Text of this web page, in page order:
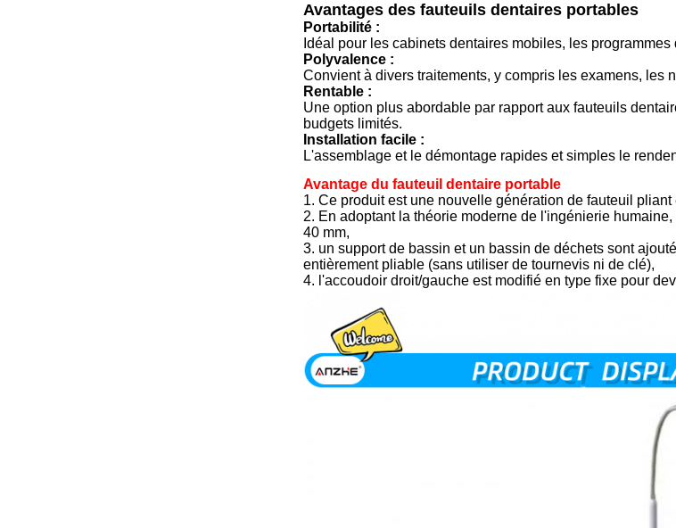
Avantages des fauteuils dentaires portables
Portabilité :
Idéal pour les cabinets dentaires mobiles, les
Polyvalence :
Convient à divers traitements, y compris les examens, les
Rentable :
Une option plus abordable par rapport aux fauteuils
budgets limités.
Installation facile :
L'assemblage et le démontage rapides et simples le
Avantage du fauteuil dentaire portable
1. Ce produit est une nouvelle génération de fauteuil
2. En adoptant la théorie moderne de l'ingénierie
40 mm,
3. un support de bassin et un bassin de déchets sont
entièrement pliable (sans utiliser de tournevis ni de clé),
4. l'accoudoir droit/gauche est modifié en type fixe pour